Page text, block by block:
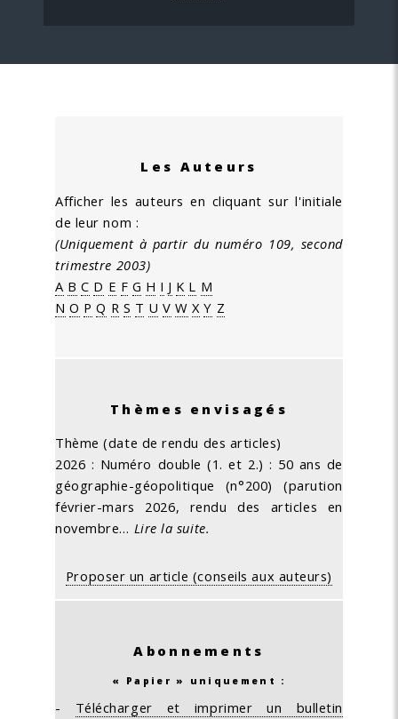
Les Auteurs
Afficher les auteurs en cliquant sur l'initiale
de leur nom :
(Uniquement à partir du numéro 109, second
trimestre 2003)
A B C D E F G H I J K L M
N O P Q R S T U V W X Y Z
Thèmes envisagés
Thème (date de rendu des articles)
2026 : Numéro double (1. et 2.) : 50 ans de
géographie-géopolitique (n°200) (parution
février-mars 2026, rendu des articles en
novembre… Lire la suite.
Proposer un article (conseils aux auteurs)
Abonnements
« Papier » uniquement :
- Télécharger et imprimer un bulletin